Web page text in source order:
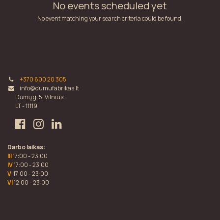
No events scheduled yet
No event matching your search criteria could be found.
+370 600 20 305
info@dumufabrikas.lt
Dūmų g. 5, Vilnius
LT - 11119
Darbo laikas:
III17:00 - 23:00
IV17:00 - 23:00
V 17:00 - 23:00
VI12:00 - 23:00